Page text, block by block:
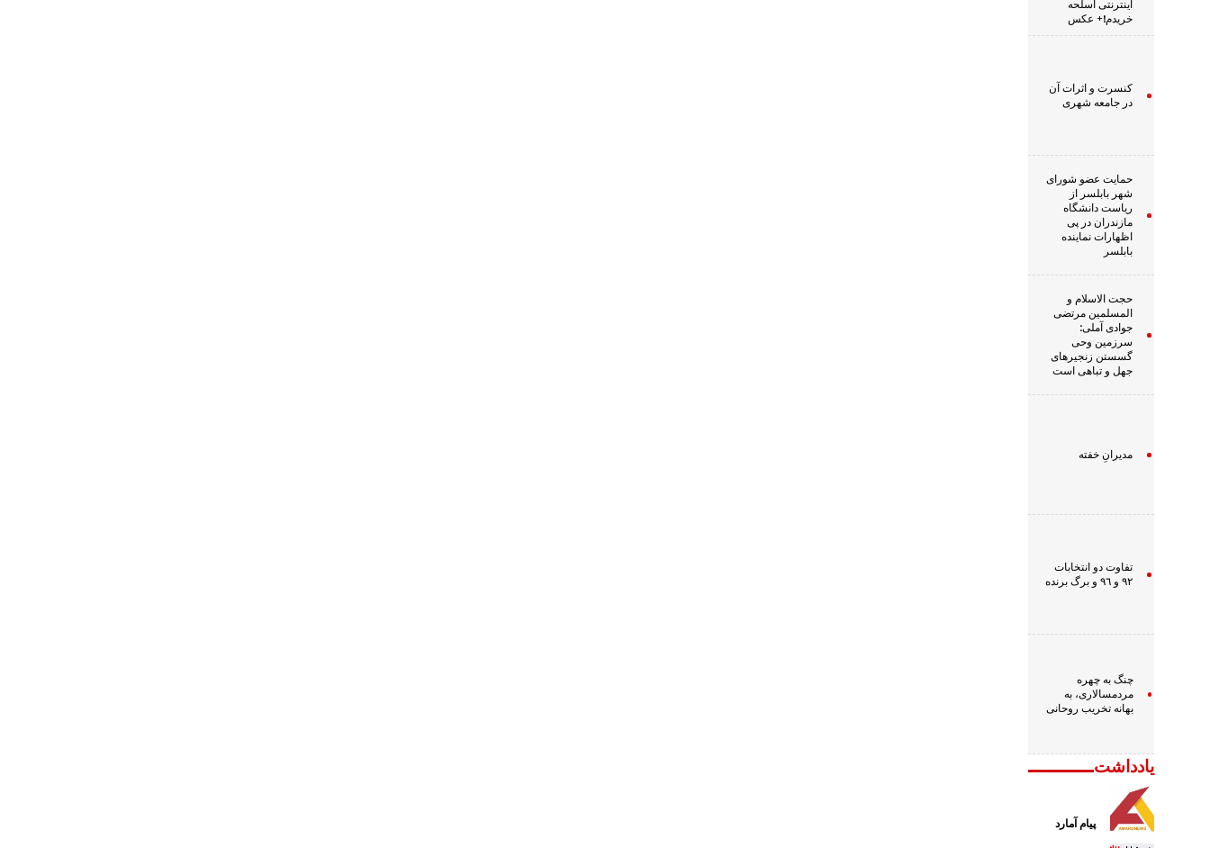
اینترنتی اسلحه
خریدم!+ عکس
کنسرت و اثرات آن
در جامعه شهری
حمایت عضو شورای
شهر بابلسر از
ریاست دانشگاه
مازندران در پی
اظهارات نماینده
بابلسر
حجت الاسلام و
المسلمین مرتضی
جوادی آملی:
سرزمین وحى
گسستن زنجیرهاى
جهل و تباهى است
مدیرانِ خفته
تفاوت دو انتخابات
٩٢ و ٩٦ و برگ برنده
چنگ به چهره
مردمسالاری، به
بهانه تخریب روحانی
یادداشت
پیام آمارد